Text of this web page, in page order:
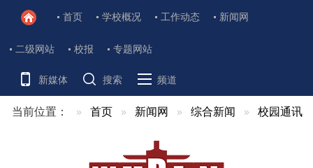
首页 学校概况 工作动态 新闻网
二级网站 校报 专题网站
新媒体 搜索 频道
当前位置： 首页 新闻网 综合新闻 校园通讯